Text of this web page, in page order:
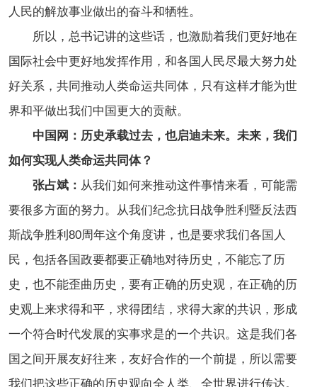
人民的解放事业做出的奋斗和牺牲。
所以，总书记讲的这些话，也激励着我们更好地在
国际社会中更好地发挥作用，和各国人民尽最大努力处
好关系，共同推动人类命运共同体，只有这样才能为世
界和平做出我们中国更大的贡献。
中国网：历史承载过去，也启迪未来。未来，我们
如何实现人类命运共同体？
张占斌： 从我们如何来推动这件事情来看，可能需
要很多方面的努力。从我们纪念抗日战争胜利暨反法西
斯战争胜利80周年这个角度讲，也是要求我们各国人
民，包括各国政要都要正确地对待历史，不能忘了历
史，也不能歪曲历史，要有正确的历史观，在正确的历
史观上来求得和平，求得团结，求得大家的共识，形成
一个符合时代发展的实事求是的一个共识。这是我们各
国之间开展友好往来，友好合作的一个前提，所以需要
我们把这些正确的历史观向全人类、全世界进行传达。